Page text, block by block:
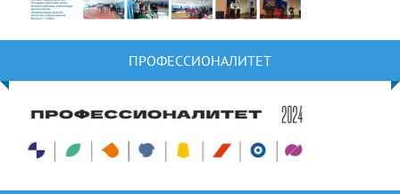
ПРОФЕССИОНАЛИТЕТ